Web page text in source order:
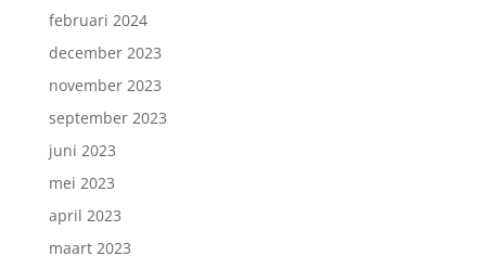
februari 2024
december 2023
november 2023
september 2023
juni 2023
mei 2023
april 2023
maart 2023